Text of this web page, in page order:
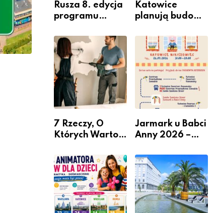
Rusza 8. edycja
programu
Miastem
Fachowców” –
nabór dla
przedsiębiorców
Katowice
planują budowę
przesiadkoweg
o w Podlesiu
7 Rzeczy, O
Których Warto
Remontem
Mieszkania
Jarmark u Babci
Anny 2026 –